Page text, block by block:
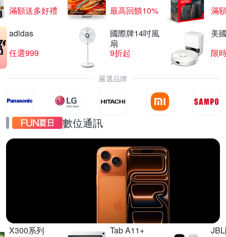
滿額送多好禮
最高回饋10%
滿
adidas
任選999
國際牌14吋風
扇
9折起
美
限
嚴選品牌
數位通訊
X300系列
Tab A11+